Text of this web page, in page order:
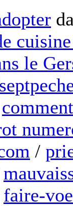
le
/
faire-